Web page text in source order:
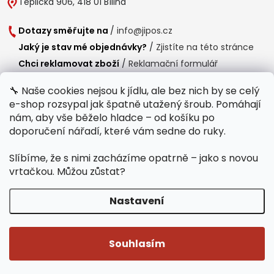
🔧 Naše cookies nejsou k jídlu, ale bez nich by se celý
e-shop rozsypal jak špatně utažený šroub. Pomáhají
nám, aby vše běželo hladce – od košíku po
doporučení nářadí, které vám sedne do ruky.
Slíbíme, že s nimi zacházíme opatrně – jako s novou
vrtačkou. Můžou zůstat?
Nastavení
Souhlasím
Dotazy směřujte na / info@jipos.cz
Jaký je stav mé objednávky? / Zjistíte na této stránce
Chci reklamovat zboží / Reklamační formulář
Provozní doba
Po-Čt /
8:00 - 15:00
Polední přestávka /11:00 - 11:30
Běží na Shoptet Premium/Webdesign mi-ma.cz
Copyright 2026Jipos.cz. Všechna práva vyhrazena.Upravit nastavení
cookies